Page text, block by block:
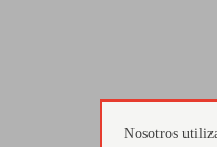
Nosotros